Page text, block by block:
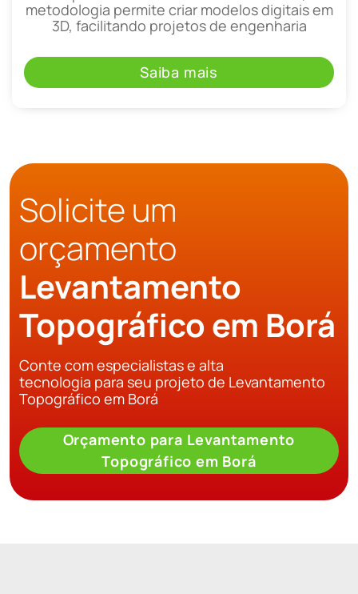
metodologia permite criar modelos digitais em
3D, facilitando projetos de engenharia
Saiba mais
Solicite um
orçamento
Levantamento
Topográfico em Borá
Conte com especialistas e alta
tecnologia para seu projeto de Levantamento
Topográfico em Borá
Orçamento para Levantamento
Topográfico em Borá